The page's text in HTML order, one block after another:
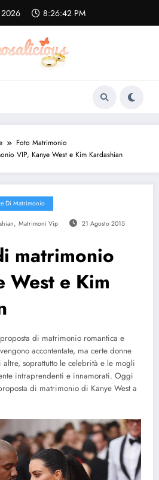
8:26:42 PM
Foto Matrimonio
VIP, Kanye West e Kim Kardashian
Di Matrimonio
, Matrimoni Vip 21 Agosto 2015
matrimonio
West e Kim
di matrimonio romantica e
accontentate, ma certe donne
soprattutto le celebrità e le mogli
intraprendenti e innamorati. Oggi
di matrimonio di Kanye West a